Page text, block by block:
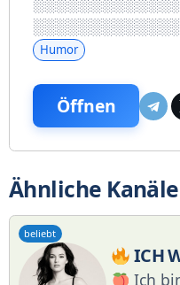
Humor
Öffnen
Ähnliche Kanäle
beliebt
ICH
Ich